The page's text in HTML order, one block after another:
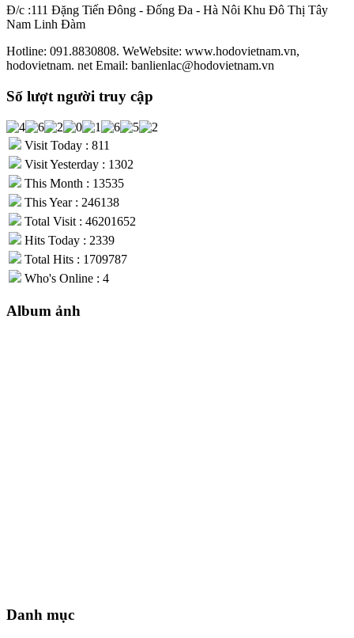
Đ/c :111 Đặng Tiến Đông - Đống Đa - Hà Nôi Khu Đô Thị Tây
Nam Linh Đàm
Hotline: 091.8830808. WeWebsite: www.hodovietnam.vn,
hodovietnam. net Email: banlienlac@hodovietnam.vn
Số lượt người truy cập
Visit Today : 811
Visit Yesterday : 1302
This Month : 13535
This Year : 246138
Total Visit : 46201652
Hits Today : 2339
Total Hits : 1709787
Who's Online : 4
Album ảnh
Danh mục